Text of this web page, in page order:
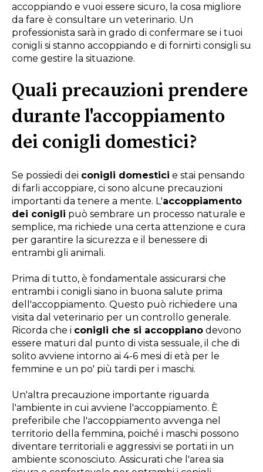
accoppiando e vuoi essere sicuro, la cosa migliore
da fare è consultare un veterinario. Un
professionista sarà in grado di confermare se i tuoi
conigli si stanno accoppiando e di fornirti consigli su
come gestire la situazione.
Quali precauzioni prendere
durante l'accoppiamento
dei conigli domestici?
Se possiedi dei conigli domestici e stai pensando
di farli accoppiare, ci sono alcune precauzioni
importanti da tenere a mente. L'accoppiamento
dei conigli può sembrare un processo naturale e
semplice, ma richiede una certa attenzione e cura
per garantire la sicurezza e il benessere di
entrambi gli animali.
Prima di tutto, è fondamentale assicurarsi che
entrambi i conigli siano in buona salute prima
dell'accoppiamento. Questo può richiedere una
visita dal veterinario per un controllo generale.
Ricorda che i conigli che si accoppiano devono
essere maturi dal punto di vista sessuale, il che di
solito avviene intorno ai 4-6 mesi di età per le
femmine e un po' più tardi per i maschi.
Un'altra precauzione importante riguarda
l'ambiente in cui avviene l'accoppiamento. È
preferibile che l'accoppiamento avvenga nel
territorio della femmina, poiché i maschi possono
diventare territoriali e aggressivi se portati in un
ambiente sconosciuto. Assicurati che l'area sia